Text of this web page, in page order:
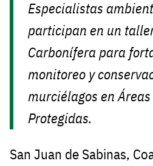
Especialistas
participan en un
Carbonífera para
monitoreo y
murciélagos en
Protegidas.
San Juan de Sabinas,